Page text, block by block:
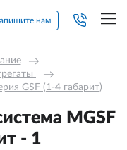
нам
→
→
GSF (1-4 габарит)
МGSF
- 1